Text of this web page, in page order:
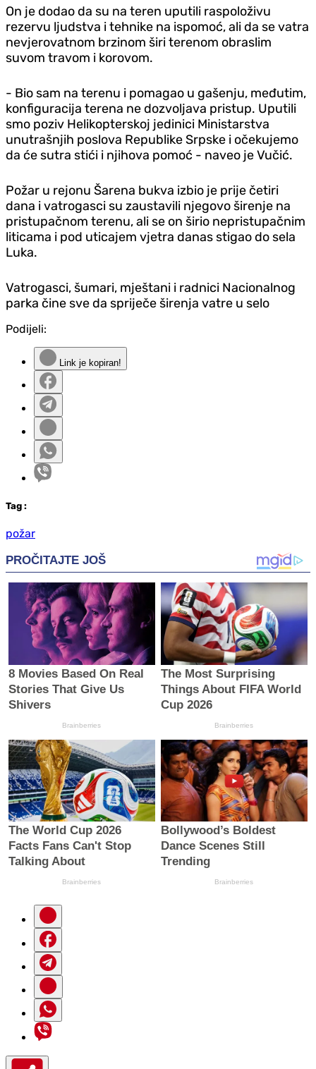
On je dodao da su na teren uputili raspoloživu
rezervu ljudstva i tehnike na ispomoć, ali da se vatra
nevjerovatnom brzinom širi terenom obraslim
suvom travom i korovom.
- Bio sam na terenu i pomagao u gašenju, međutim,
konfiguracija terena ne dozvoljava pristup. Uputili
smo poziv Helikopterskoj jedinici Ministarstva
unutrašnjih poslova Republike Srpske i očekujemo
da će sutra stići i njihova pomoć - naveo je Vučić.
Požar u rejonu Šarena bukva izbio je prije četiri
dana i vatrogasci su zaustavili njegovo širenje na
pristupačnom terenu, ali se on širio nepristupačnim
liticama i pod uticajem vjetra danas stigao do sela
Luka.
Vatrogasci, šumari, mještani i radnici Nacionalnog
parka čine sve da spriječe širenja vatre u selo
Podijeli:
Link je kopiran!
Tag :
požar